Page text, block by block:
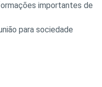
importantes de
para sociedade